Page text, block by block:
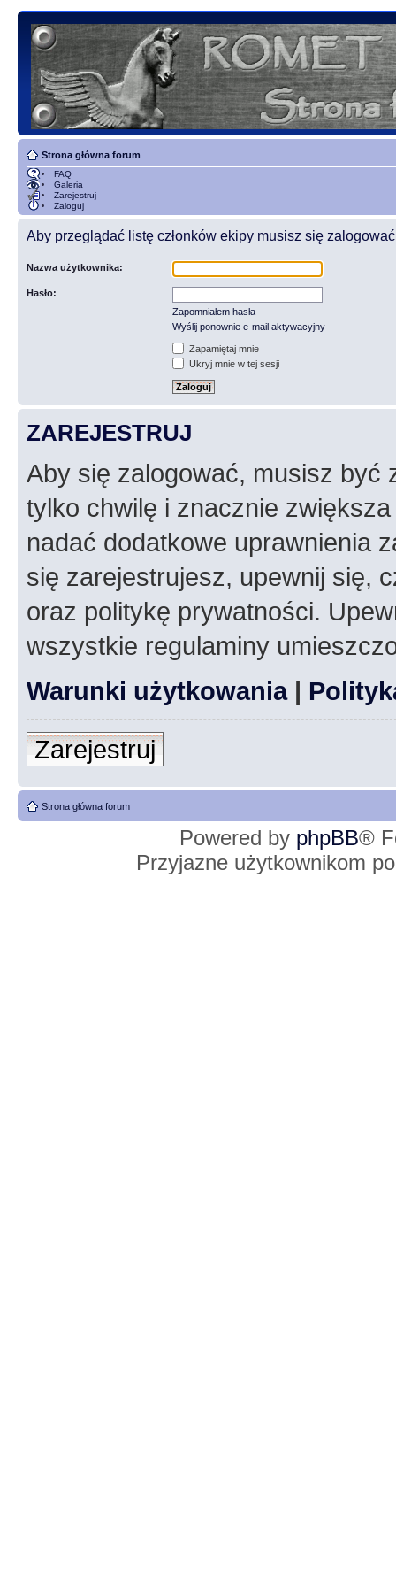
Strona główna forum
FAQ
Galeria
Zarejestruj
Zaloguj
Aby przeglądać listę członków ekipy musisz się
Nazwa użytkownika:
Hasło:
Zapomniałem hasła
Wyślij ponownie e-mail aktywacyjny
Zapamiętaj mnie
Ukryj mnie w tej sesji
ZAREJESTRUJ
Aby się zalogować, musisz być
tylko chwilę i znacznie
nadać dodatkowe uprawnienia
się zarejestrujesz, upewnij się,
oraz politykę prywatności.
wszystkie regulaminy
Warunki użytkowania|
Zarejestruj
Strona główna forum
Powered by phpBB®
Przyjazne użytkownikom